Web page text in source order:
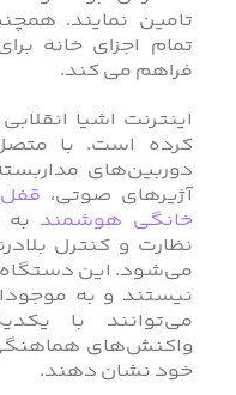
تامین نمایند.
تمام اجزای خانه
فراهم می کند.
اینترنت اشیا
کرده است. با
دوربین‌های
آژیرهای صوتی،
خانگی هوشمند به
نظارت و کنترل
می‌شود. این
نیستند و به
می‌توانند با
واکنش‌های هماهنگی
خود نشان دهند.